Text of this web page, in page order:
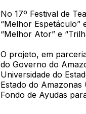
No 17º Festival de
“Melhor Espetáculo”
“Melhor Ator” e
O projeto, em
do Governo do
Universidade do
Estado do
Fondo de Ayudas